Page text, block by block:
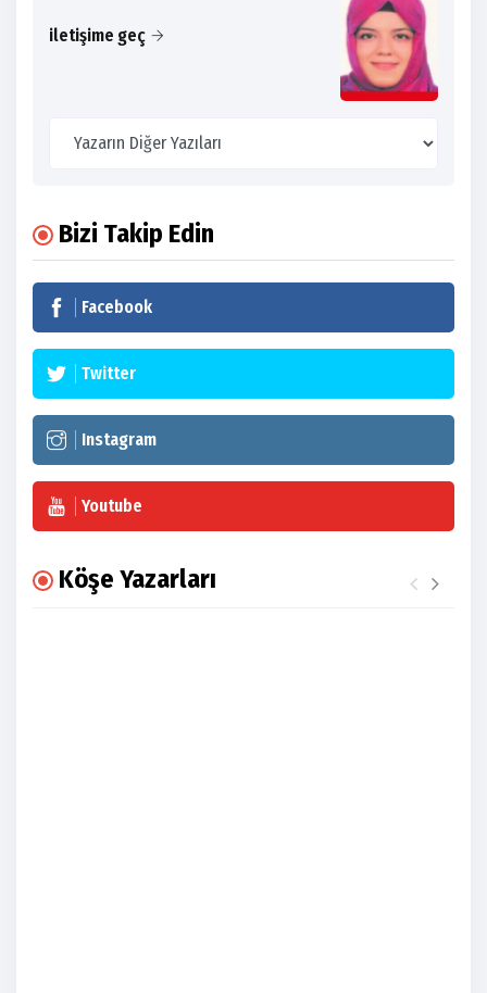
iletişime geç
Bizi Takip Edin
Facebook
Twitter
Instagram
Youtube
Köşe Yazarları